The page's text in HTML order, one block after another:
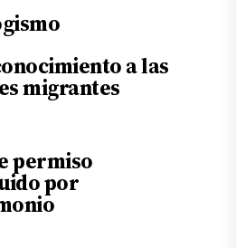
a las
migrantes
permiso
por